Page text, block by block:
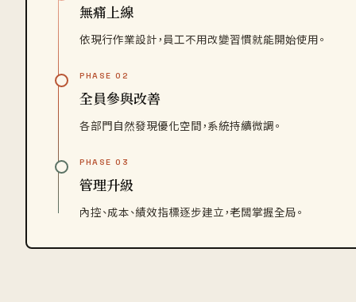
無痛上線
依現行作業設計，員工不用改變習慣就能開始使用。
PHASE 02
全員參與改善
各部門自然發現優化空間，系統持續微調。
PHASE 03
管理升級
內控、成本、績效指標逐步建立，老闆掌握全局。